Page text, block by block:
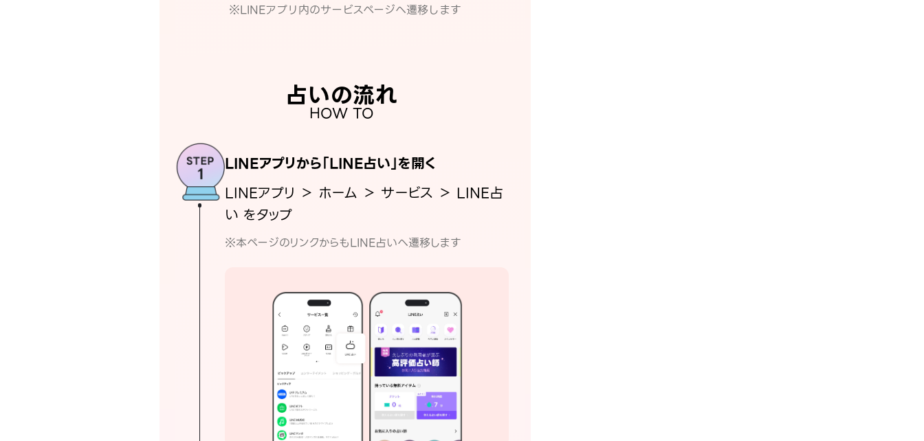
※LINEアプリ内のサービスページへ遷移します
占いの流れ
HOW TO
LINEアプリから「LINE占い」を開く
LINEアプリ ＞ ホーム ＞ サービス ＞ LINE占
い をタップ
※本ページのリンクからもLINE占いへ遷移します